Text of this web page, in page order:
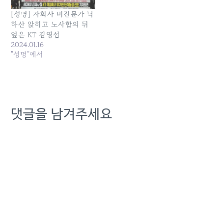
[성명] 자회사 비전문가 낙
하산 앉히고 노사합의 뒤
엎은 KT 김영섭
2024.01.16
"성명"에서
댓글을 남겨주세요